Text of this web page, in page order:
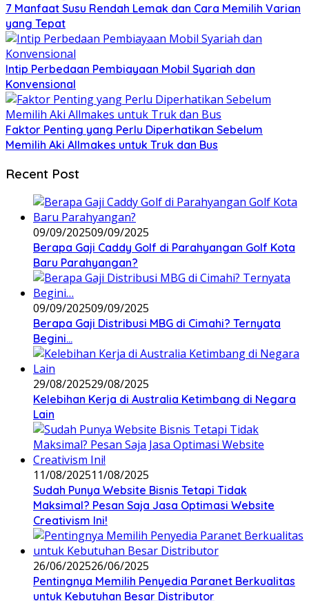
7 Manfaat Susu Rendah Lemak dan Cara Memilih Varian
yang Tepat
Intip Perbedaan Pembiayaan Mobil Syariah dan
Konvensional
Faktor Penting yang Perlu Diperhatikan Sebelum
Memilih Aki Allmakes untuk Truk dan Bus
Recent Post
09/09/202509/09/2025
Berapa Gaji Caddy Golf di Parahyangan Golf Kota
Baru Parahyangan?
09/09/202509/09/2025
Berapa Gaji Distribusi MBG di Cimahi? Ternyata
Begini…
29/08/202529/08/2025
Kelebihan Kerja di Australia Ketimbang di Negara
Lain
11/08/202511/08/2025
Sudah Punya Website Bisnis Tetapi Tidak
Maksimal? Pesan Saja Jasa Optimasi Website
Creativism Ini!
26/06/202526/06/2025
Pentingnya Memilih Penyedia Paranet Berkualitas
untuk Kebutuhan Besar Distributor